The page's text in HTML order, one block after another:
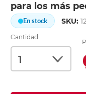
para los más
En stock SKU:
Cantidad